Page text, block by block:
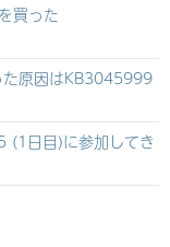
買った
原因はKB3045999
日目)に参加してき